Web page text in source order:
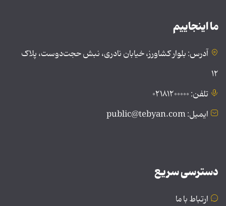
ما اینجاییم
آدرس: بلوار کشاورز، خیابان نادری، نبش حجت‌دوست، پلاک
۱۲
تلفن: ۰۲۱۸۱۲۰۰۰۰۰
ایمیل: public@tebyan.com
دسترسی سریع
ارتباط با ما